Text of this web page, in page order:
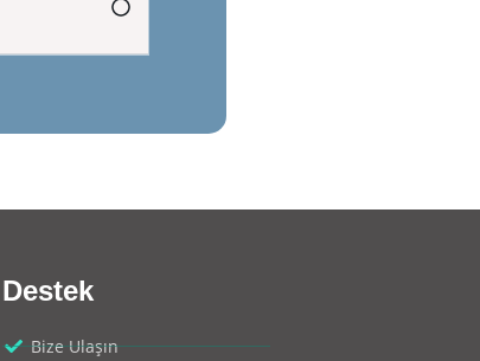
Destek
Bize Ulaşın